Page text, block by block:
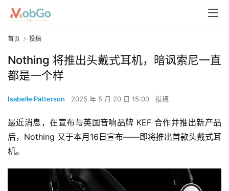
首页 投稿
Nothing 将推出头戴式耳机，暗讽索尼一直
都是一个样
Isabelle Patterson 2025 年 5 月 20 日 15:00 投稿
最近消息，在宣布与英国音响品牌 KEF 合作并推出新产品
后，Nothing 又于本月16日宣布——即将推出首款头戴式耳
机。